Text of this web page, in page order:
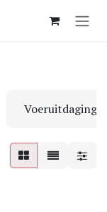
Voeruitdaging